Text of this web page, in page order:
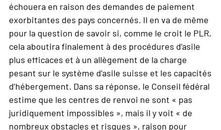
échouera en raison des demandes de paiement
exorbitantes des pays concernés. Il en va de même
pour la question de savoir si, comme le croit le PLR,
cela aboutira finalement à des procédures d’asile
plus efficaces et à un allègement de la charge
pesant sur le système d’asile suisse et les capacités
d’hébergement. Dans sa réponse, le Conseil fédéral
estime que les centres de renvoi ne sont « pas
juridiquement impossibles », mais il y voit « de
nombreux obstacles et risques », raison pour